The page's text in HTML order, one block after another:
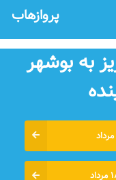
پروازهاب
به بوشهر